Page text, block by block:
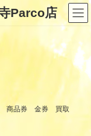
Parco店
商品券 金券 買取